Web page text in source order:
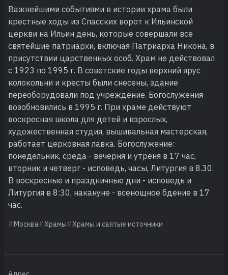
Важнейшими событиями в истории храма были
крестные ходы из Спасских ворот к Ильинской
церкви на Ильин день, которые совершали все
святейшие патриархи, включая Патриарха Никона, в
присутствии царственных особ. Храм не действовал
с 1923 по 1995 г. В советские годы верхний ярус
колокольни и кресты были снесены, здание
переоборудовали под учреждение. Богослужения
возобновились в 1995 г. При храме действуют
воскресная школа для детей и взрослых,
художественная студия, вышивальная мастерская,
работает церковная лавка. Богослужение:
понедельник, среда - вечерня и утреня в 17 час,
вторник и четверг - исповедь, часы, Литургия в 8.30.
В воскресные и праздничные дни - исповедь и
Литургия в 8:30, накануне - всенощное бдение в 17
час.
Москва Храмы Храмы и святые источники